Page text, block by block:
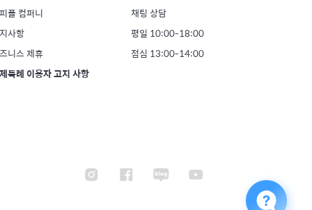
플 컴퍼니
사항
니스 제휴
특례 이용자 고지 사항
채팅 상담
평일 10:00-18:00
점심 13:00-14:00